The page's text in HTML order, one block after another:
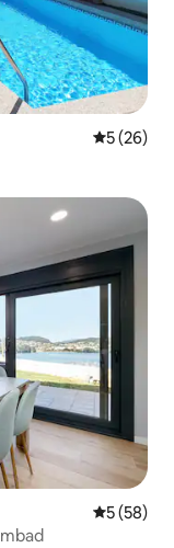
5 (26)
5 (58)